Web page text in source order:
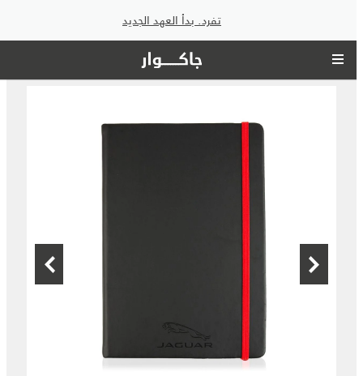
تفرد. بدأ العهد الجديد